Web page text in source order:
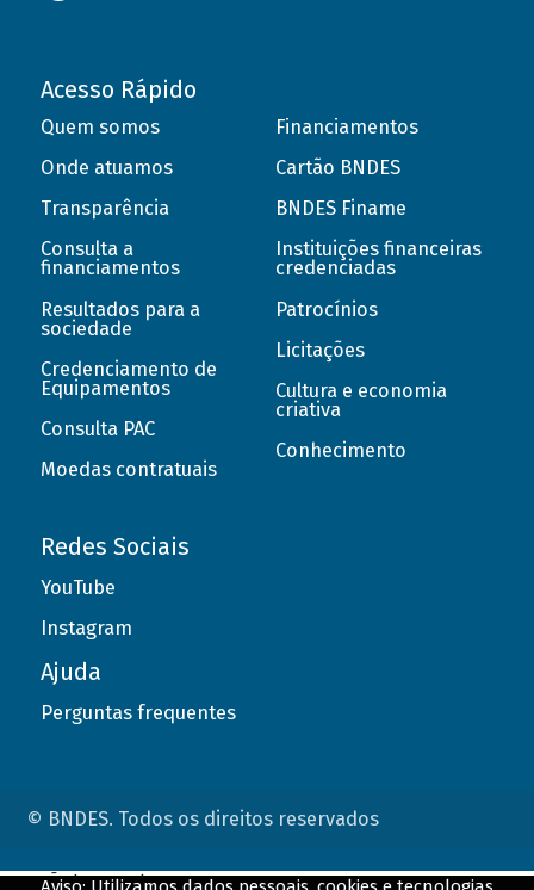
Acesso Rápido
Quem somos
Onde atuamos
Transparência
Consulta a
financiamentos
Resultados para a
sociedade
Credenciamento de
Equipamentos
Consulta PAC
Moedas contratuais
Financiamentos
Cartão BNDES
BNDES Finame
Instituições financeiras
credenciadas
Patrocínios
Licitações
Cultura e economia
criativa
Conhecimento
Redes Sociais
YouTube
Instagram
Ajuda
Perguntas frequentes
© BNDES. Todos os direitos reservados
ConteÃºdo complementar